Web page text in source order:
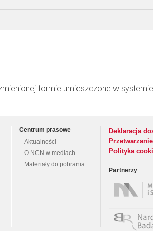
formie umieszczone w
Centrum prasowe
Aktualności
O NCN w mediach
Materiały do pobrania
Deklaracja
Polityka
Partnerzy